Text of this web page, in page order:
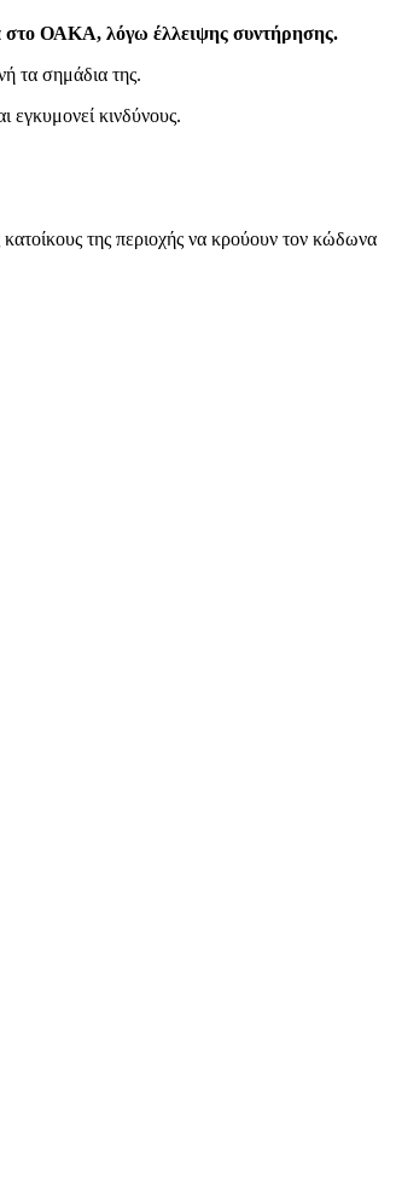
στο ΟΑΚΑ, λόγω έλλειψης συντήρησης.
τα σημάδια της.
κινδύνους.
της περιοχής να κρούουν τον κώδωνα